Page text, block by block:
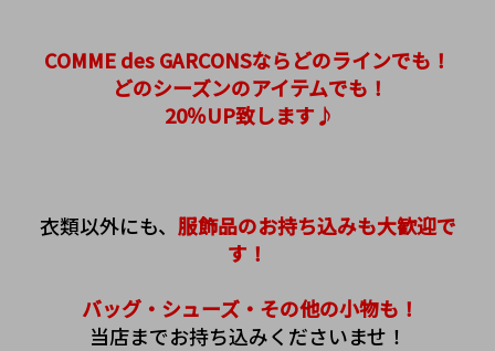
COMME des GARCONSならどのラインでも！
どのシーズンのアイテムでも！
20％UP致します♪
衣類以外にも、 服飾品のお持ち込みも大歓迎で
す！
バッグ・シューズ・その他の小物も！
当店までお持ち込みくださいませ！